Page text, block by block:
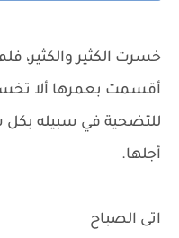
خسرت الكثير والكثير،
أقسمت بعمرها ألا
للتضحية في سبيله
أجلها.
اتى الصباح